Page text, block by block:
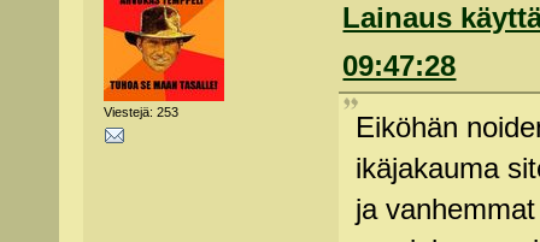
Viestejä: 253
Lainaus
09:47:28
Eiköhän
ikäjakauma
ja